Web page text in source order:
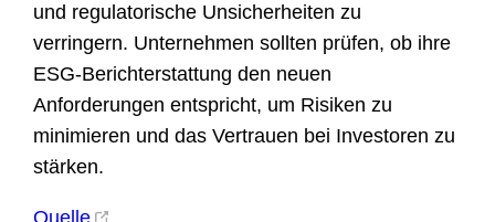
und regulatorische Unsicherheiten zu
verringern. Unternehmen sollten prüfen, ob ihre
ESG-Berichterstattung den neuen
Anforderungen entspricht, um Risiken zu
minimieren und das Vertrauen bei Investoren zu
stärken.